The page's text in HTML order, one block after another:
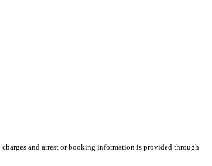
and arrest or booking information is provided through